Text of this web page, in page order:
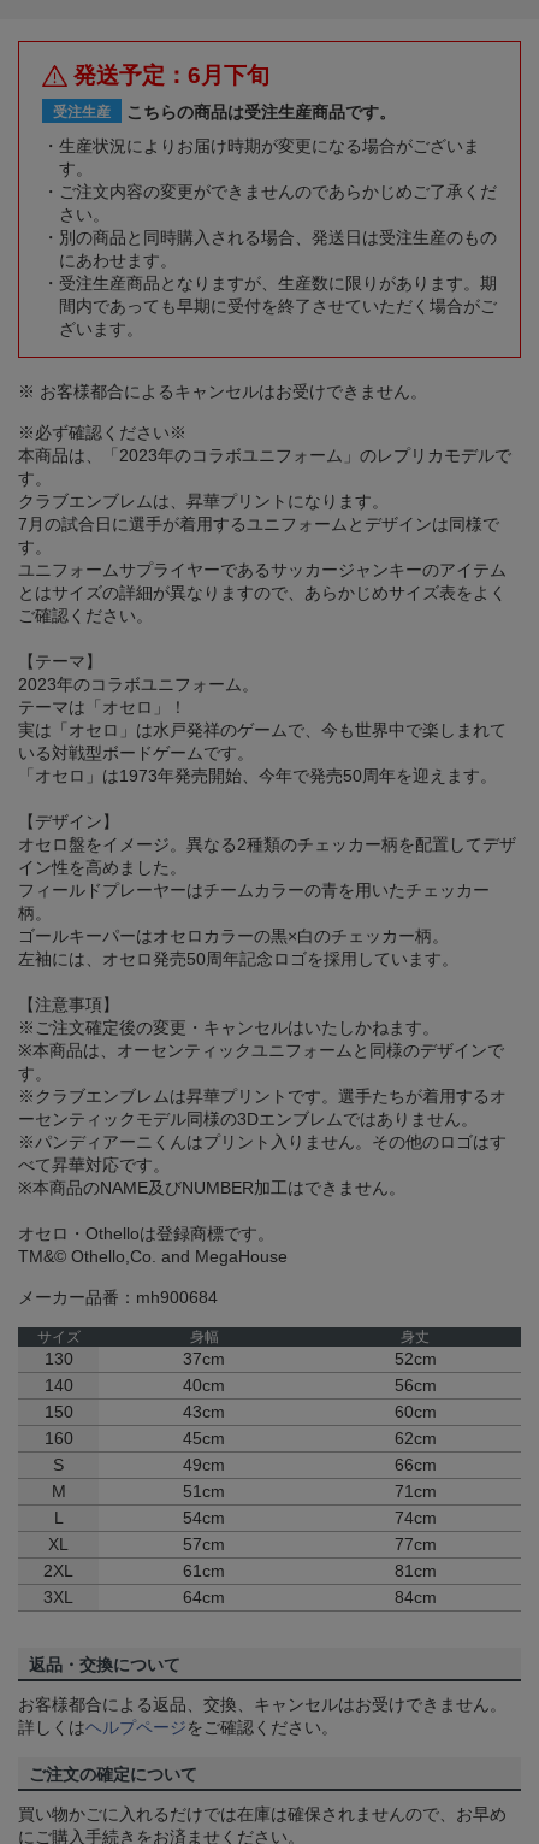
発送予定：6月下旬
受注生産
こちらの商品は受注生産商品です。
生産状況によりお届け時期が変更になる場合がございま
す。
ご注文内容の変更ができませんのであらかじめご了承くだ
さい。
別の商品と同時購入される場合、発送日は受注生産のもの
にあわせます。
受注生産商品となりますが、生産数に限りがあります。期
間内であっても早期に受付を終了させていただく場合がご
ざいます。
※ お客様都合によるキャンセルはお受けできません。
※必ず確認ください※
本商品は、「2023年のコラボユニフォーム」のレプリカモデルで
す。
クラブエンブレムは、昇華プリントになります。
7月の試合日に選手が着用するユニフォームとデザインは同様で
す。
ユニフォームサプライヤーであるサッカージャンキーのアイテム
とはサイズの詳細が異なりますので、あらかじめサイズ表をよく
ご確認ください。
【テーマ】
2023年のコラボユニフォーム。
テーマは「オセロ」！
実は「オセロ」は水戸発祥のゲームで、今も世界中で楽しまれて
いる対戦型ボードゲームです。
「オセロ」は1973年発売開始、今年で発売50周年を迎えます。
【デザイン】
オセロ盤をイメージ。異なる2種類のチェッカー柄を配置してデザ
イン性を高めました。
フィールドプレーヤーはチームカラーの青を用いたチェッカー
柄。
ゴールキーパーはオセロカラーの黒×白のチェッカー柄。
左袖には、オセロ発売50周年記念ロゴを採用しています。
【注意事項】
※ご注文確定後の変更・キャンセルはいたしかねます。
※本商品は、オーセンティックユニフォームと同様のデザインで
す。
※クラブエンブレムは昇華プリントです。選手たちが着用するオ
ーセンティックモデル同様の3Dエンブレムではありません。
※パンディアーニくんはプリント入りません。その他のロゴはす
べて昇華対応です。
※本商品のNAME及びNUMBER加工はできません。
オセロ・Othelloは登録商標です。
TM&© Othello,Co. and MegaHouse
メーカー品番：mh900684
サイズ 身幅 身丈
130 37cm
52cm
140
40cm
56cm
150
43cm
60cm
160
45cm
62cm
S
49cm
66cm
M
51cm
71cm
L
54cm
74cm
XL
57cm
77cm
2XL
61cm
81cm
3XL
64cm 84cm
返品・交換について
お客様都合による返品、交換、キャンセルはお受けできません。
詳しくはヘルプページをご確認ください。
ご注文の確定について
買い物かごに入れるだけでは在庫は確保されませんので、お早め
にご購入手続きをお済ませください。